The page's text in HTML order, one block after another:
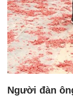
Người đàn